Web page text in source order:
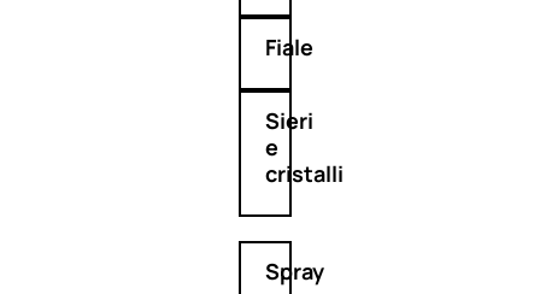
Fiale
Sieri
e
cristalli
Spray